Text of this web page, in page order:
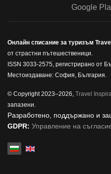
Онлайн списание за туризъм
от страстни пътешественици.
ISSN 3033-2575, регистрирано от
Местоиздаване: София, България.
© Copyright 2023–2026, Travel
запазени.
Разработено, поддържано и
GDPR: Управление на
Изберете език